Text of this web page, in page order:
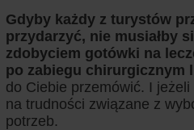
Gdyby każdy z turystów
przydarzyć, nie musiałby
zdobyciem gotówki na
po zabiegu chirurgicznym
do Ciebie przemówić. I
na trudności związane z
potrzeb.